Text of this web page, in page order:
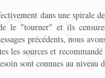
dans une spirale
le "tourner" et ils
précédents, nous
les sources et
sont connues au niveau